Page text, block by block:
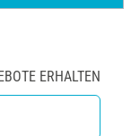
ERHALTEN